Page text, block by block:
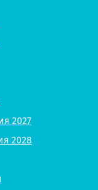
2027
2028